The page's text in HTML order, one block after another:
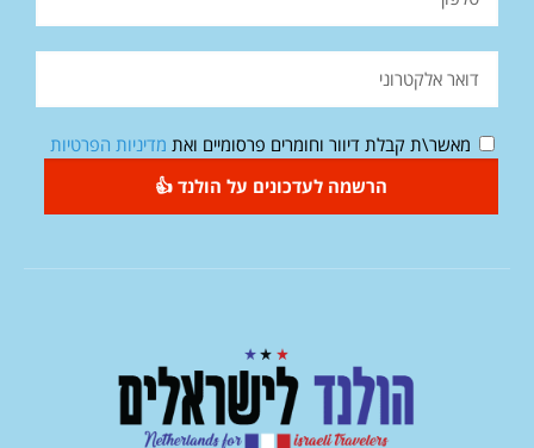
מאשר\ת קבלת דיוור וחומרים פרסומיים ואת מדיניות הפרטיות
הרשמה לעדכונים על הולנד 👍